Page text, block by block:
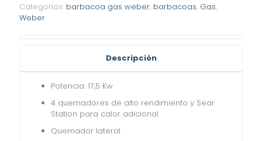
de
gas
Categorías: barbacoa gas weber, barbacoas, Gas,
Weber
Descripción
Potencia: 17,5 Kw
4 quemadores de alto rendimiento y Sear
Station para calor adicional
Quemador lateral